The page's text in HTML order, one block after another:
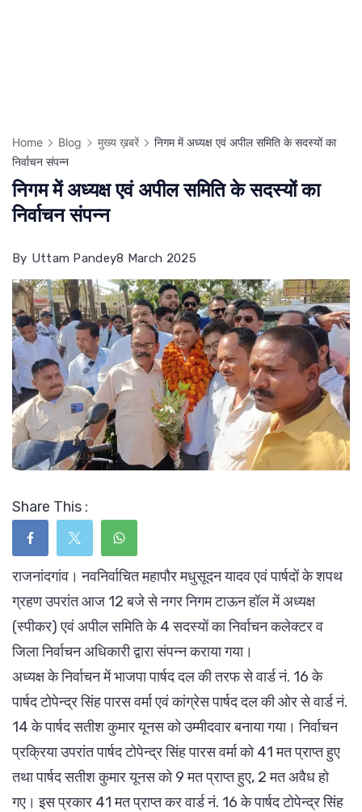
Home Blog मुख्य ख़बरें
निगम में अध्यक्ष एवं अपील समिति के सदस्यों का
निर्वाचन संपन्न
निगम में अध्यक्ष एवं अपील समिति के सदस्यों का
निर्वाचन संपन्न
By Uttam Pandey8 March 2025
Share This :
राजनांदगांव। नवनिर्वाचित महापौर मधुसूदन यादव एवं पार्षदों के शपथ
ग्रहण उपरांत आज 12 बजे से नगर निगम टाऊन हॉल में अध्यक्ष
(स्पीकर) एवं अपील समिति के 4 सदस्यों का निर्वाचन कलेक्टर व
जिला निर्वाचन अधिकारी द्वारा संपन्न कराया गया।
अध्यक्ष के निर्वाचन में भाजपा पार्षद दल की तरफ से वार्ड नं. 16 के
पार्षद टोपेन्द्र सिंह पारस वर्मा एवं कांग्रेस पार्षद दल की ओर से वार्ड नं.
14 के पार्षद सतीश कुमार यूनस को उम्मीदवार बनाया गया। निर्वाचन
प्रक्रिया उपरांत पार्षद टोपेन्द्र सिंह पारस वर्मा को 41 मत प्राप्त हुए
तथा पार्षद सतीश कुमार यूनस को 9 मत प्राप्त हुए, 2 मत अवैध हो
गए। इस प्रकार 41 मत प्राप्त कर वार्ड नं. 16 के पार्षद टोपेन्द्र सिंह